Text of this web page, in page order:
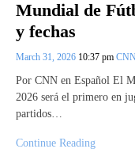
Mundial de
y fechas
March 31, 2026 10:37 pm
Por CNN en Español El
2026 será el primero en
partidos…
Continue Reading